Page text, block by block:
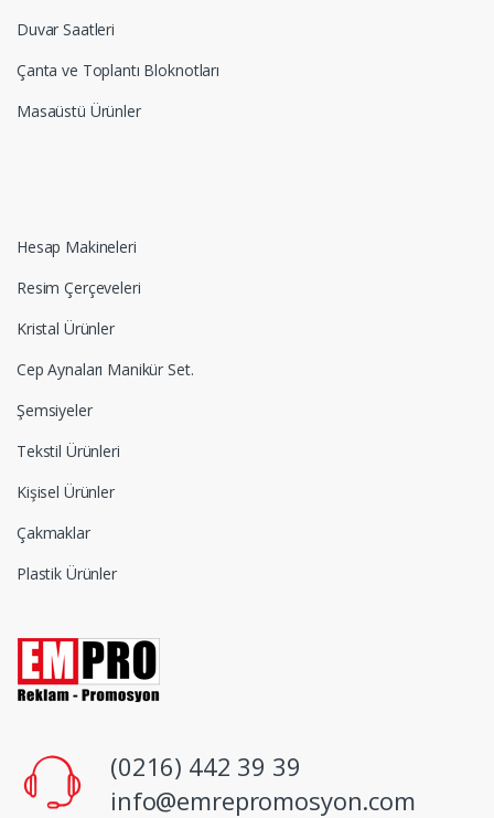
Duvar Saatleri
Çanta ve Toplantı Bloknotları
Masaüstü Ürünler
Hesap Makineleri
Resim Çerçeveleri
Kristal Ürünler
Cep Aynaları Manikür Set.
Şemsiyeler
Tekstil Ürünleri
Kişisel Ürünler
Çakmaklar
Plastik Ürünler
(0216) 442 39 39
info@emrepromosyon.com